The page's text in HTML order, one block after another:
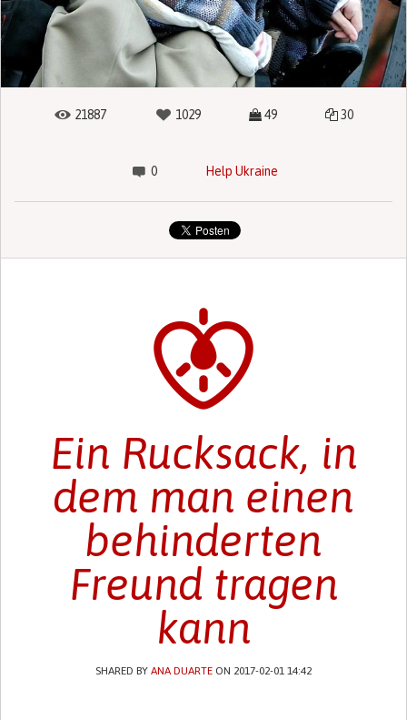
21887 1029 49 30
0 Help Ukraine
Ein Rucksack, in
dem man einen
behinderten
Freund tragen
kann
SHARED BY ANA DUARTEON 2017-02-01 14:42